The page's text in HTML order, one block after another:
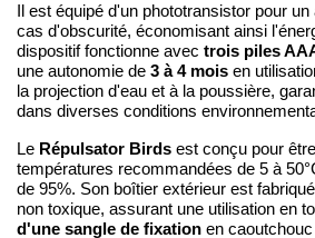
Il est équipé d'un phototransistor pour
cas d'obscurité, économisant ainsi
dispositif fonctionne avec trois piles
une autonomie de 3 à 4 mois en
la projection d'eau et à la poussière,
dans diverses conditions
Le Répulsator Birds est conçu pour
températures recommandées de 5 à
de 95%. Son boîtier extérieur est
non toxique, assurant une utilisation en
d'une sangle de fixation en